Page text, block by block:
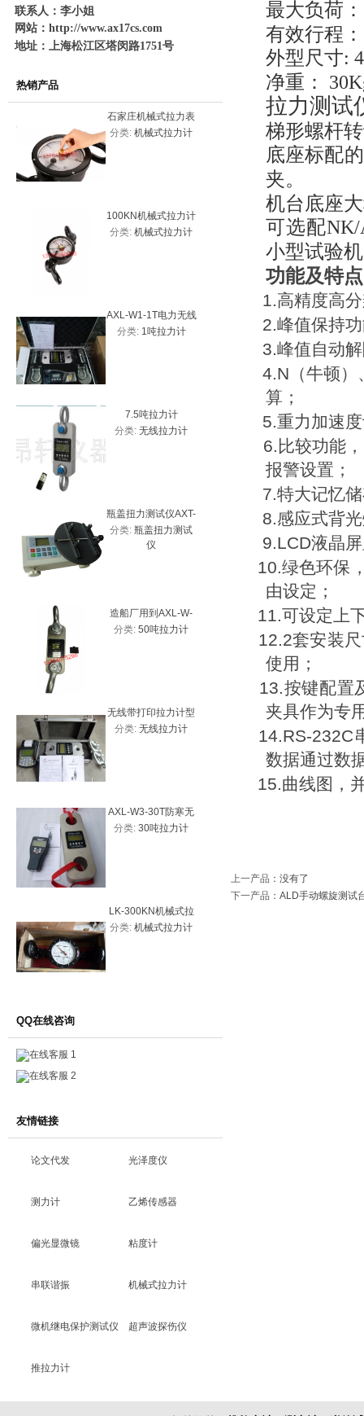
联系人：李小姐
网站： http://www.ax17cs.com
地址：上海松江区塔闵路1751号
热销产品
石家庄机械式拉力表
20KN（2吨）
分类: 机械式拉力计
平顶山
力表
分类:机
100KN机械式拉力计
价格，机械式拉力表
分类: 机械式拉力计
10吨一体
分类:测
AXL-W1-1T电力无线
测力计 带USB接口
分类: 1吨拉力计
20000kg
拉力
分类: 高
7.5吨拉力计
分类: 无线拉力计
5吨
分类:无
瓶盖扭力测试仪AXT-
20、2Nm瓶盖扭力计
厂家
分类: 瓶盖扭力测试
仪
HP-100
分类: 数
造船厂用到AXL-W-
50T带峰值拉力计
分类: 50吨拉力计
防水30吨
分类:30
无线带打印拉力计型
号
分类: 无线拉力计
数显扭矩
20、2Nm
分类:数
AXL-W3-30T防寒无
线拉力计、30吨拉力
分类: 30吨拉力计
LK-300KN机械式拉
力计30吨
分类: 机械式拉力计
QQ在线咨询
在线客服 1
在线客服 2
友情链接
论文代发 光泽度仪
测力计 乙烯传感器
偏光显微镜 粘度计
串联谐振 机械式拉力计
微机继电保护测试仪 超声波探伤仪
推拉力计
最大负荷：
有效行程：
外型尺寸:
净重：
拉力测试
梯形螺杆
底座标配
夹。
机台底座
可选配
小型试验
功能及特点
1.高精度高
2.峰值保持
3.峰值自动
4.N （牛顿）
算；
5.重力加速
6. 比较功能
报警设置；
7.特大记忆
8.感应式背
9.LCD液晶
10.绿色环保
由设定；
11.可设定上
12.2套安装
使用；
13.按键配置
夹具作为专
14.RS-232C
数据通过数
15.曲线图，
上一产品 ：没有了
下一产品 ： ALD手动螺旋测试